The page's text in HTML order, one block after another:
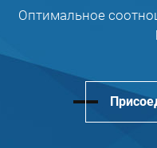
Оптимальное